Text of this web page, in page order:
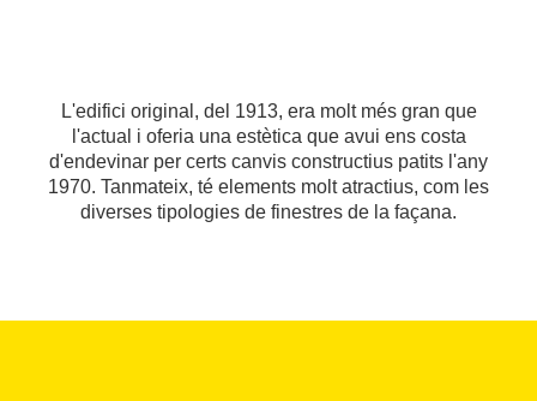
L'edifici original, del 1913, era molt més gran que
l'actual i oferia una estètica que avui ens costa
d'endevinar per certs canvis constructius patits l'any
1970. Tanmateix, té elements molt atractius, com les
diverses tipologies de finestres de la façana.